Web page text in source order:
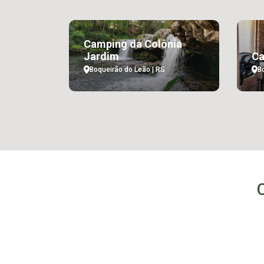
Camping da Colônia
Jardim
Boqueirão do Leão | RS